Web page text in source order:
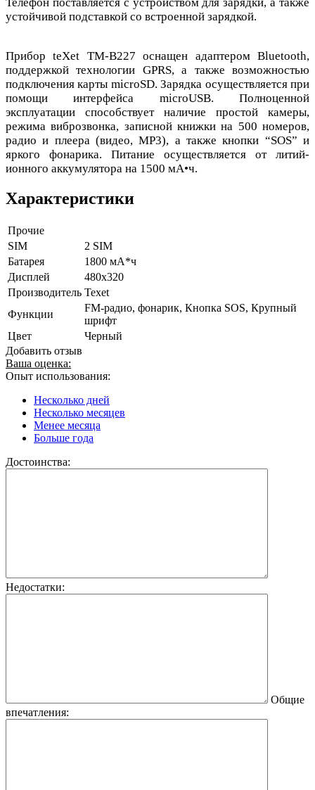
устойчивой подставкой со встроенной зарядкой.
Прибор teXet TM-B227 оснащен адаптером Bluetooth,
поддержкой технологии GPRS, а также возможностью
подключения карты microSD. Зарядка осуществляется при
помощи интерфейса microUSB. Полноценной
эксплуатации способствует наличие простой камеры,
режима виброзвонка, записной книжки на 500 номеров,
радио и плеера (видео, MP3), а также кнопки “SOS” и
яркого фонарика. Питание осуществляется от литий-
ионного аккумулятора на 1500 мА•ч.
Характеристики
Прочие
SIM
2 SIM
Батарея
1800 мА*ч
Дисплей
480х320
Производитель Texet
Функции
FM-радио, фонарик, Кнопка SOS, Крупный
шрифт
Цвет
Черный
Добавить отзыв
Ваша оценка:
Опыт использования:
Несколько дней
Несколько месяцев
Менее месяца
Больше года
Достоинства:
Недостатки:
Общие
впечатления: